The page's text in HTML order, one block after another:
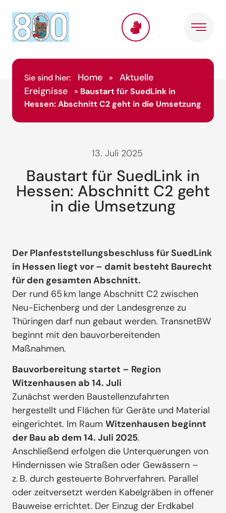
Sie sind hier: Home »
Aktuelle
Ereignisse
» Baustart für SuedLink in
Hessen: Abschnitt C2 geht in die Umsetzung
13. Juli 2025
Baustart für SuedLink in
Hessen: Abschnitt C2 geht
in die Umsetzung
Der Planfeststellungsbeschluss für SuedLink
in Hessen liegt vor – damit besteht Baurecht
für den gesamten Abschnitt.
Der rund 65 km lange Abschnitt C2 zwischen
Neu-Eichenberg und der Landesgrenze zu
Thüringen darf nun gebaut werden. TransnetBW
beginnt mit den bauvorbereitenden
Maßnahmen.
Bauvorbereitung startet – Region
Witzenhausen ab 14. Juli
Zunächst werden Baustellenzufahrten
hergestellt und Flächen für Geräte und Material
eingerichtet. Im Raum Witzenhausen beginnt
der Bau ab dem 14. Juli 2025.
Anschließend erfolgen die Unterquerungen von
Hindernissen wie Straßen oder Gewässern –
z. B. durch gesteuerte Bohrverfahren. Parallel
oder zeitversetzt werden Kabelgräben in offener
Bauweise errichtet. Der Einzug der Erdkabel